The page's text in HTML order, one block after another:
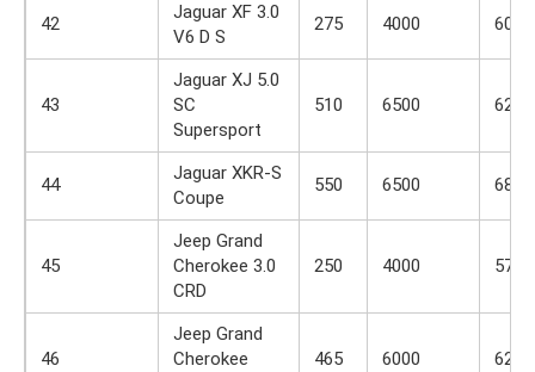
42
Jaguar XF 3.0
V6 D S
275 4000 600
43
Jaguar XJ 5.0
SC
Supersport
510 6500 625
44
Jaguar XKR-S
Coupe
550 6500 680
45
Jeep Grand
Cherokee 3.0
CRD
250 4000 570
46
Jeep Grand
Cherokee
465 6000 624